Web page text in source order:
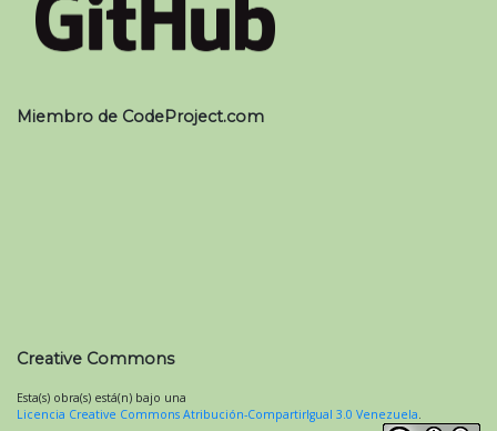
Miembro de CodeProject.com
Creative Commons
Esta(s) obra(s) está(n) bajo una
Licencia Creative Commons Atribución-CompartirIgual 3.0 Venezuela